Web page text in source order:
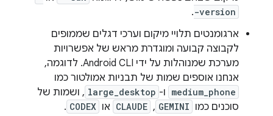
-version
.
ארגומנטים תלויי מיקום וערכי דגלים שממופים
לקבוצה קבועה ומוגדרת מראש של אפשרויות
מערכת שמנוהלות על ידי Android CLI. לדוגמה,
אנחנו אוספים שמות של תבניות אמולטור כמו
medium_phone ו- large_desktop , ושמות של
סוכנים כמו GEMINI
,
CLAUDE או CODEX
.